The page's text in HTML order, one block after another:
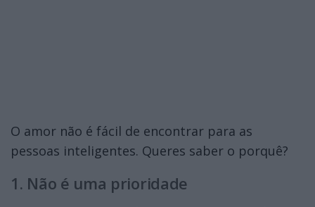
O amor não é fácil de encontrar para as
pessoas inteligentes. Queres saber o porquê?
1. Não é uma prioridade